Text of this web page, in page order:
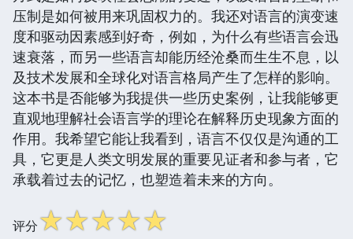
压制是如何被用来巩固权力的。我还对语言的演变速
度和驱动因素感到好奇，例如，为什么有些语言会迅
速衰落，而另一些语言却能历经沧桑而生生不息，以
及技术发展和全球化对语言格局产生了怎样的影响。
这本书是否能够为我提供一些历史案例，让我能够更
直观地理解社会语言学的理论在解释历史现象方面的
作用。我希望它能让我看到，语言不仅仅是沟通的工
具，它更是人类文明发展的重要见证者和参与者，它
承载着过去的记忆，也塑造着未来的方向。
评分☆☆☆☆☆